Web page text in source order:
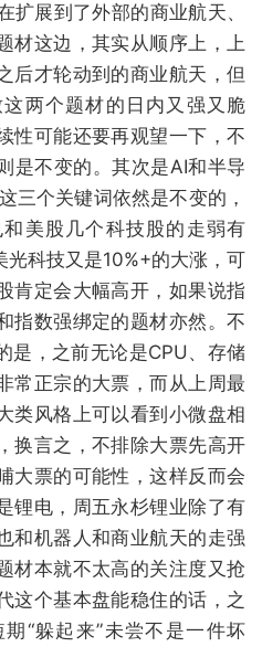
扩展到了外部的商业航天、
材这边，其实从顺序上，上
后才轮动到的商业航天，但
两个题材的日内又强又脆
性可能还要再观望一下，不
是不变的。其次是AI和半导
三个关键词依然是不变的，
美股几个科技股的走弱有
光科技又是10%+的大涨，可
肯定会大幅高开，如果说指
指数强绑定的题材亦然。不
是，之前无论是CPU、存储
常正宗的大票，而从上周最
类风格上可以看到小微盘相
换言之，不排除大票先高开
大票的可能性，这样反而会
锂电，周五永杉锂业除了有
和机器人和商业航天的走强
材本就不太高的关注度又抢
这个基本盘能稳住的话，之
“躲起来”未尝不是一件坏